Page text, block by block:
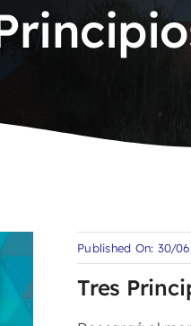
Published On: 30/
Tres